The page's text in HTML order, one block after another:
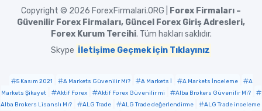
Copyright © 2026 ForexFirmalari.ORG |
Forex Firmaları –
Güvenilir Forex Firmaları, Güncel Forex Giriş Adresleri,
Forex Kurum Tercihi. Tüm hakları saklıdır.
Skype İletişime Geçmek için Tıklayınız
5 Kasım 2021 A Markets Güvenilir Mi? A Markets İ A Markets İnceleme
A
Markets Şikayet
Aktif Forex Aktif Forex Güvenilir mi
Alba Brokers Güvenilir Mi?
Alba Brokers Lisanslı Mı?
ALG Trade ALG Trade değerlendirme
ALG Trade inceleme